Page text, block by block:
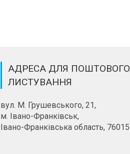
АДРЕСА ДЛЯ ПОШТОВОГО
ЛИСТУВАННЯ
вул. М. Грушевського, 21,
м. Івано-Франківськ,
Івано-Франківська область, 76015